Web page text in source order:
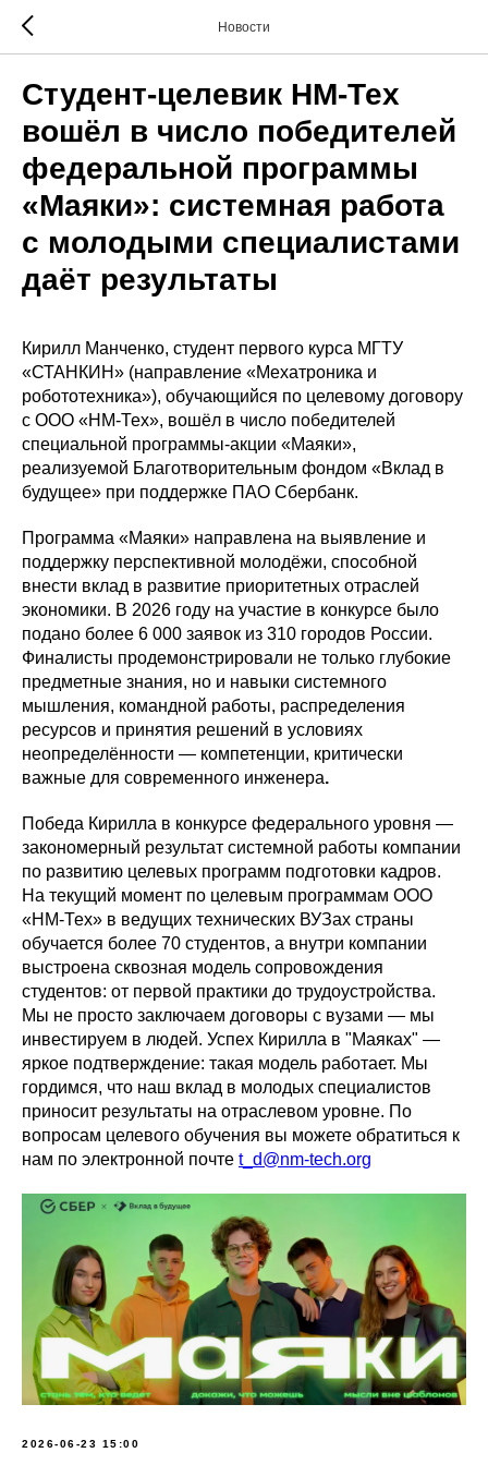
Новости
Студент-целевик НМ-Тех
вошёл в число победителей
федеральной программы
«Маяки»: системная работа
с молодыми специалистами
даёт результаты
Кирилл Манченко, студент первого курса МГТУ
«СТАНКИН» (направление «Мехатроника и
робототехника»), обучающийся по целевому договору
с ООО «НМ-Тех», вошёл в число победителей
специальной программы-акции «Маяки»,
реализуемой Благотворительным фондом «Вклад в
будущее» при поддержке ПАО Сбербанк.
Программа «Маяки» направлена на выявление и
поддержку перспективной молодёжи, способной
внести вклад в развитие приоритетных отраслей
экономики. В 2026 году на участие в конкурсе было
подано более 6 000 заявок из 310 городов России.
Финалисты продемонстрировали не только глубокие
предметные знания, но и навыки системного
мышления, командной работы, распределения
ресурсов и принятия решений в условиях
неопределённости — компетенции, критически
важные для современного инженера.
Победа Кирилла в конкурсе федерального уровня —
закономерный результат системной работы компании
по развитию целевых программ подготовки кадров.
На текущий момент по целевым программам ООО
«НМ-Тех» в ведущих технических ВУЗах страны
обучается более 70 студентов, а внутри компании
выстроена сквозная модель сопровождения
студентов: от первой практики до трудоустройства.
Мы не просто заключаем договоры с вузами — мы
инвестируем в людей. Успех Кирилла в "Маяках" —
яркое подтверждение: такая модель работает. Мы
гордимся, что наш вклад в молодых специалистов
приносит результаты на отраслевом уровне. По
вопросам целевого обучения вы можете обратиться к
нам по электронной почте t_d@nm-tech.org
2026-06-23 15:00